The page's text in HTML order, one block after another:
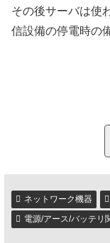
その後サーバは使
信設備の停電時の
ネットワーク機器
電源/アース/バッテリ